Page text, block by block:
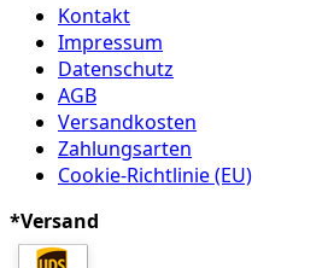
Kontakt
Impressum
Datenschutz
AGB
Versandkosten
Zahlungsarten
Cookie-Richtlinie (EU)
*Versand